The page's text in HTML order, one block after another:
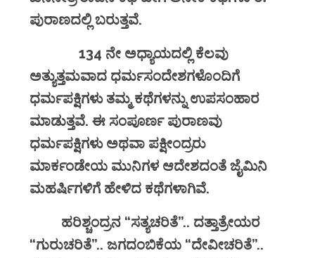
ಪುರಾಣದಲ್ಲಿ ಬರುತ್ತವೆ.
134 ನೇ ಅಧ್ಯಾಯದಲ್ಲಿ ಕೆಲವು
ಅತ್ಯುತ್ತಮವಾದ ಧರ್ಮಸಂದೇಶಗಳೊಂದಿಗೆ
ಧರ್ಮಪಕ್ಷಿಗಳು ತಮ್ಮ ಕಥೆಗಳನ್ನು ಉಪಸಂಹಾರ
ಮಾಡುತ್ತವೆ.ಈ ಸಂಪೂರ್ಣ ಪುರಾಣವು
ಧರ್ಮಪಕ್ಷಿಗಳು ಅಥವಾ ಪಕ್ಷೀಂದ್ರರು
ಮಾರ್ಕಂಡೇಯ ಮುನಿಗಳ ಆದೇಶದಂತೆ ಜೈಮಿನಿ
ಮಹರ್ಷಿಗಳಿಗೆ ಹೇಳಿದ ಕಥೆಗಳಾಗಿವೆ.
ಹರಿಶ್ಚಂದ್ರನ “ಸತ್ಯಚರಿತೆ”.. ದತ್ತಾತ್ರೇಯರ
“ಗುರುಚರಿತೆ”.. ಜಗದಂಬಿಕೆಯ “ದೇವೀಚರಿತೆ”..